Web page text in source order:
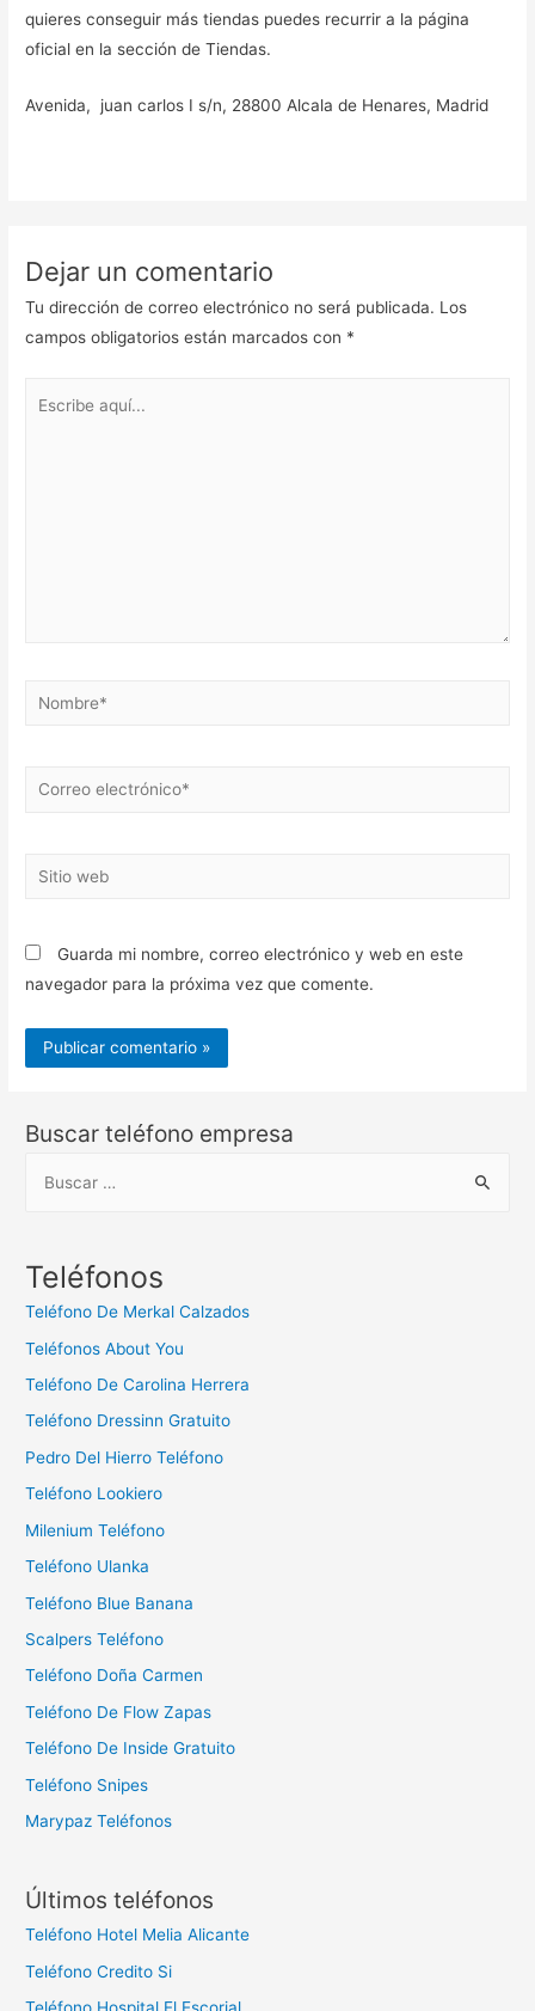
quieres conseguir más tiendas puedes recurrir a la página
oficial en la sección de Tiendas.
Avenida, juan carlos I s/n, 28800 Alcala de Henares, Madrid
Dejar un comentario
Tu dirección de correo electrónico no será publicada. Los
campos obligatorios están marcados con *
Nombre*
Correo
Sitio
Guarda mi nombre, correo electrónico y web en este
navegador para la próxima vez que comente.
Buscar teléfono empresa
c
:
Teléfonos
Teléfono De Merkal Calzados
Teléfonos About You
Teléfono De Carolina Herrera
Teléfono Dressinn Gratuito
Pedro Del Hierro Teléfono
Teléfono Lookiero
Milenium Teléfono
Teléfono Ulanka
Teléfono Blue Banana
Scalpers Teléfono
Teléfono Doña Carmen
Teléfono De Flow Zapas
Teléfono De Inside Gratuito
Teléfono Snipes
Marypaz Teléfonos
Últimos teléfonos
Teléfono Hotel Melia Alicante
Teléfono Credito Si